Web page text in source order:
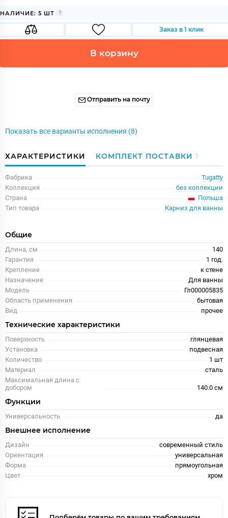
НАЛИЧИЕ: 5 ШТ
Заказ в 1 клик
В корзину
Отправить на почту
Показать все варианты исполнения (8)
ХАРАКТЕРИСТИКИ КОМПЛЕКТ ПОСТАВКИ 1
Фабрика
Tugatty
Коллекция
без коллекции
Страна
Польша
Тип товара
Карниз для ванны
Общие
Длина, см
140
Гарантия
1 год.
Крепление
к стене
Назначение
Для ванны
Модель
Гл000005835
Область применения
бытовая
Вид
прочее
Технические характеристики
Поверхность
глянцевая
Установка
подвесная
Количество
1 шт
Материал
сталь
Максимальная длина с
добором
140.0 см
Функции
Универсальность да
Внешнее исполнение
Дизайн
современный стиль
Ориентация
универсальная
Форма
прямоугольная
Цвет
хром